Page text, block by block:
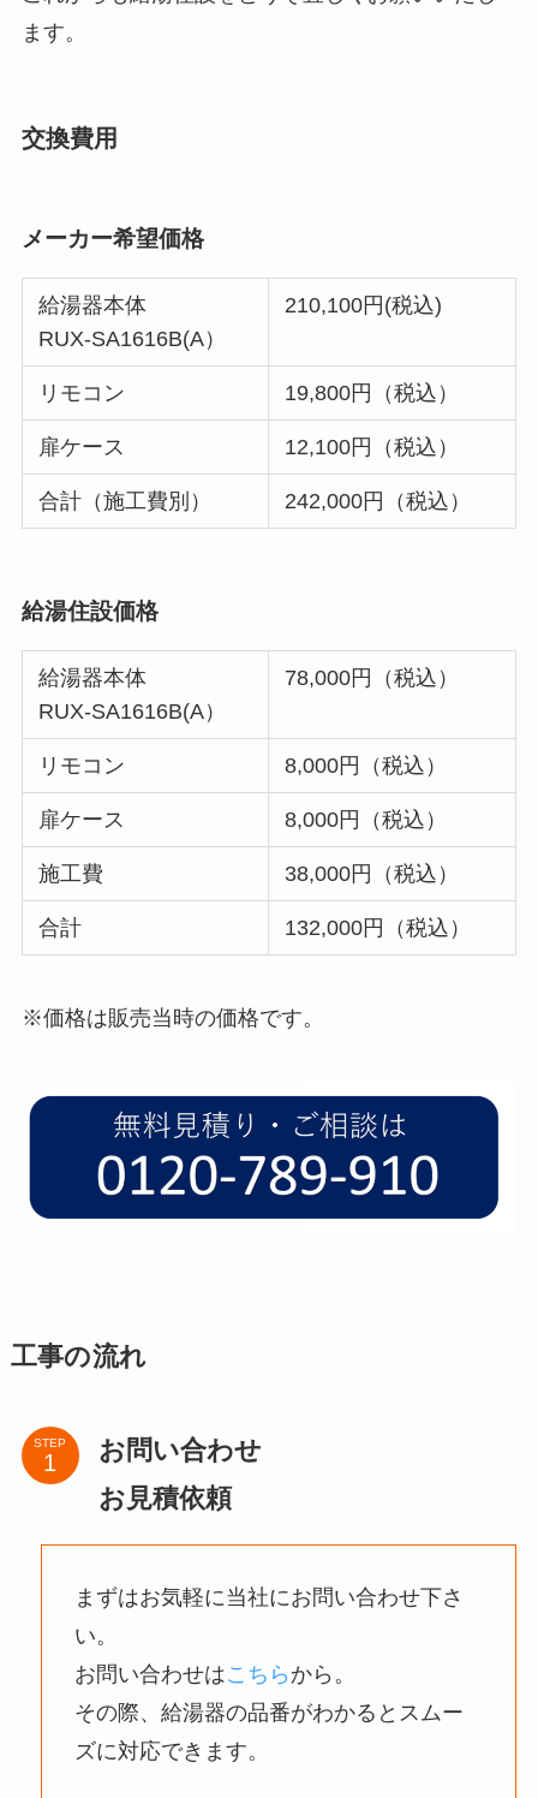
ます。
交換費用
メーカー希望価格
給湯器本体
RUX-SA1616B(A）
210,100円(税込)
リモコン 19,800円（税込）
扉ケース 12,100円（税込）
合計（施工費別） 242,000円（税込）
給湯住設価格
給湯器本体
RUX-SA1616B(A）
78,000円（税込）
リモコン 8,000円（税込）
扉ケース 8,000円（税込）
施工費 38,000円（税込）
合計 132,000円（税込）
※価格は販売当時の価格です。
工事の流れ
STEP
お問い合わせ
お見積依頼
まずはお気軽に当社にお問い合わせ下さ
い。
お問い合わせはこちら から。
その際、給湯器の品番がわかるとスムー
ズに対応できます。